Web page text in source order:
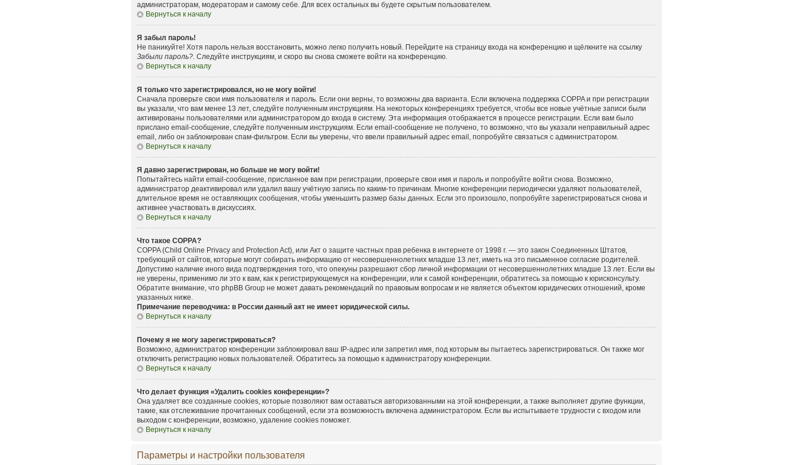
администраторам, модераторам и самому себе. Для всех остальных вы будете скрытым пользователем.
Вернуться к началу
Я забыл пароль!
Не паникуйте! Хотя пароль нельзя восстановить, можно легко получить новый. Перейдите на страницу входа на конференцию и щёлкните на ссылку
Забыли пароль?. Следуйте инструкциям, и скоро вы снова сможете войти на конференцию.
Вернуться к началу
Я только что зарегистрировался, но не могу войти!
Сначала проверьте свои имя пользователя и пароль. Если они верны, то возможны два варианта. Если включена поддержка COPPA и при регистрации
вы указали, что вам менее 13 лет, следуйте полученным инструкциям. На некоторых конференциях требуется, чтобы все новые учётные записи были
активированы пользователями или администратором до входа в систему. Эта информация отображается в процессе регистрации. Если вам было
прислано email-сообщение, следуйте полученным инструкциям. Если email-сообщение не получено, то возможно, что вы указали неправильный адрес
email, либо он заблокирован спам-фильтром. Если вы уверены, что ввели правильный адрес email, попробуйте связаться с администратором.
Вернуться к началу
Я давно зарегистрирован, но больше не могу войти!
Попытайтесь найти email-сообщение, присланное вам при регистрации, проверьте свои имя и пароль и попробуйте войти снова. Возможно,
администратор деактивировал или удалил вашу учётную запись по каким-то причинам. Многие конференции периодически удаляют пользователей,
длительное время не оставляющих сообщения, чтобы уменьшить размер базы данных. Если это произошло, попробуйте зарегистрироваться снова и
активнее участвовать в дискуссиях.
Вернуться к началу
Что такое COPPA?
COPPA (Child Online Privacy and Protection Act), или Акт о защите частных прав ребенка в интернете от 1998 г. — это закон Соединенных Штатов,
требующий от сайтов, которые могут собирать информацию от несовершеннолетних младше 13 лет, иметь на это письменное согласие родителей.
Допустимо наличие иного вида подтверждения того, что опекуны разрешают сбор личной информации от несовершеннолетних младше 13 лет. Если вы
не уверены, применимо ли это к вам, как к регистрирующемуся на конференции, или к самой конференции, обратитесь за помощью к юрисконсульту.
Обратите внимание, что phpBB Group не может давать рекомендаций по правовым вопросам и не является объектом юридических отношений, кроме
указанных ниже.
Примечание переводчика: в России данный акт не имеет юридической силы.
Вернуться к началу
Почему я не могу зарегистрироваться?
Возможно, администратор конференции заблокировал ваш IP-адрес или запретил имя, под которым вы пытаетесь зарегистрироваться. Он также мог
отключить регистрацию новых пользователей. Обратитесь за помощью к администратору конференции.
Вернуться к началу
Что делает функция «Удалить cookies конференции»?
Она удаляет все созданные cookies, которые позволяют вам оставаться авторизованными на этой конференции, а также выполняет другие функции,
такие, как отслеживание прочитанных сообщений, если эта возможность включена администратором. Если вы испытываете трудности с входом или
выходом с конференции, возможно, удаление cookies поможет.
Вернуться к началу
Параметры и настройки пользователя